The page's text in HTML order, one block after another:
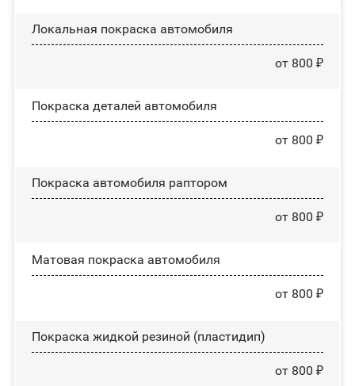
Локальная покраска автомобиля
от 800 ₽
Покраска деталей автомобиля
от 800 ₽
Покраска автомобиля раптором
от 800 ₽
Матовая покраска автомобиля
от 800 ₽
Покраска жидкой резиной (пластидип)
от 800 ₽